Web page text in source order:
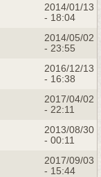
2014/01/13
- 18:04
2014/05/02
- 23:55
2016/12/13
- 16:38
2017/04/02
- 22:11
2013/08/30
- 00:11
2017/09/03
- 15:44